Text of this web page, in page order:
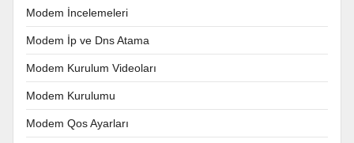
Modem İncelemeleri
Modem İp ve Dns Atama
Modem Kurulum Videoları
Modem Kurulumu
Modem Qos Ayarları